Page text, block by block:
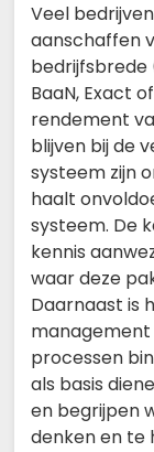
Veel
aanschaffen
bedrijfsbrede
BaaN, Exact
rendement
blijven bij de
systeem zijn
haalt
systeem. De
kennis
waar deze
Daarnaast is
management
processen
als basis
en begrijpen
denken en te